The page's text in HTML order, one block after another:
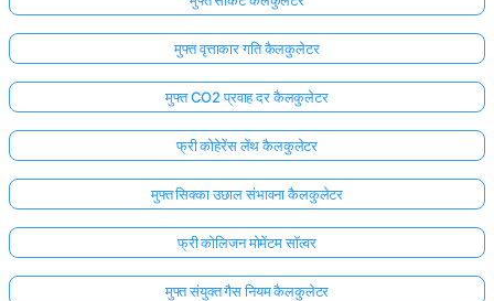
मुफ्त वृत्ताकार गति कैलकुलेटर
मुफ्त CO2 प्रवाह दर कैलकुलेटर
फ्री कोहेरेंस लेंथ कैलकुलेटर
मुफ्त सिक्का उछाल संभावना कैलकुलेटर
फ्री कोलिजन मोमेंटम सॉल्वर
मुफ्त संयुक्त गैस नियम कैलकुलेटर